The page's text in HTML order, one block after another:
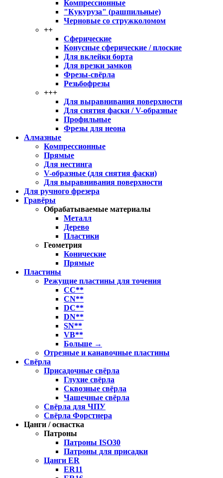
Компрессионные
"Кукуруза" (рашпильные)
Черновые со стружколомом
++
Сферические
Конусные сферические / плоские
Для вклейки борта
Для врезки замков
Фрезы-свёрла
Резьбофрезы
+++
Для выравнивания поверхности
Для снятия фаски / V-образные
Профильные
Фрезы для неона
Алмазные
Компрессионные
Прямые
Для нестинга
V-образные (для снятия фаски)
Для выравнивания поверхности
Для ручного фрезера
Гравёры
Обрабатываемые материалы
Металл
Дерево
Пластики
Геометрия
Конические
Прямые
Пластины
Режущие пластины для точения
CC**
CN**
DC**
DN**
SN**
VB**
Больше →
Отрезные и канавочные пластины
Свёрла
Присадочные свёрла
Глухие свёрла
Сквозные свёрла
Чашечные свёрла
Свёрла для ЧПУ
Свёрла Форстнера
Цанги / оснастка
Патроны
Патроны ISO30
Патроны для присадки
Цанги ER
ER11